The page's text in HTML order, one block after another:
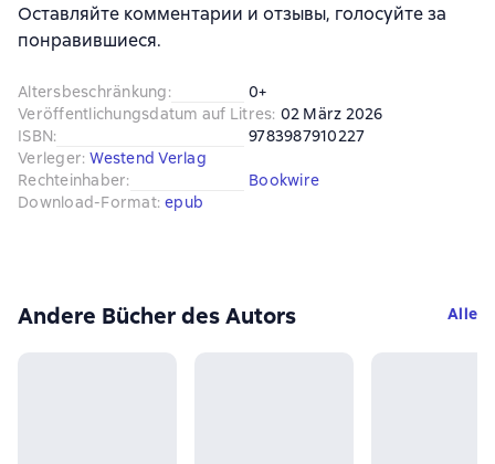
Оставляйте комментарии и отзывы, голосуйте за
понравившиеся.
Altersbeschränkung:
0+
Veröffentlichungsdatum auf Litres: 02 März 2026
ISBN:
9783987910227
Verleger: Westend Verlag
Rechteinhaber:
Bookwire
Download-Format: epub
Andere Bücher des Autors Alle